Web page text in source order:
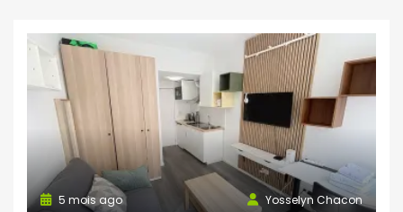
Yosselyn Chacon
5 mois ago